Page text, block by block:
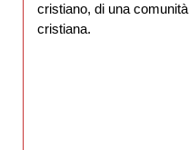
cristiano, di una comunità
cristiana.